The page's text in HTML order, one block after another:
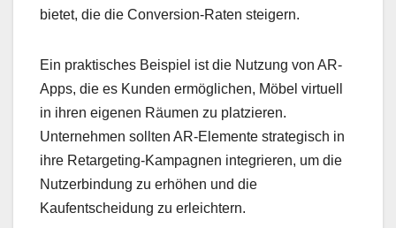
bietet, die die Conversion-Raten steigern.
Ein praktisches Beispiel ist die Nutzung von AR-
Apps, die es Kunden ermöglichen, Möbel virtuell
in ihren eigenen Räumen zu platzieren.
Unternehmen sollten AR-Elemente strategisch in
ihre Retargeting-Kampagnen integrieren, um die
Nutzerbindung zu erhöhen und die
Kaufentscheidung zu erleichtern.